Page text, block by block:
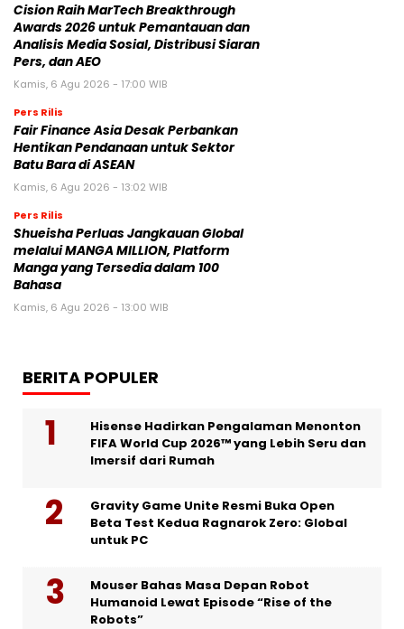
Cision Raih MarTech Breakthrough
Awards 2026 untuk Pemantauan dan
Analisis Media Sosial, Distribusi Siaran
Pers, dan AEO
Kamis, 6 Agu 2026 - 17:00 WIB
Pers Rilis
Fair Finance Asia Desak Perbankan
Hentikan Pendanaan untuk Sektor
Batu Bara di ASEAN
Kamis, 6 Agu 2026 - 13:02 WIB
Pers Rilis
Shueisha Perluas Jangkauan Global
melalui MANGA MILLION, Platform
Manga yang Tersedia dalam 100
Bahasa
Kamis, 6 Agu 2026 - 13:00 WIB
BERITA POPULER
Hisense Hadirkan Pengalaman Menonton
FIFA World Cup 2026™ yang Lebih Seru dan
Imersif dari Rumah
Gravity Game Unite Resmi Buka Open
Beta Test Kedua Ragnarok Zero: Global
untuk PC
Mouser Bahas Masa Depan Robot
Humanoid Lewat Episode “Rise of the
Robots”